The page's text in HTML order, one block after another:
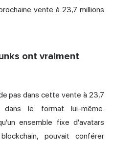
vente à 23,7 millions
ont vraiment
pas dans cette vente à 23,7
le format lui-même.
ensemble fixe d'avatars
pouvait conférer